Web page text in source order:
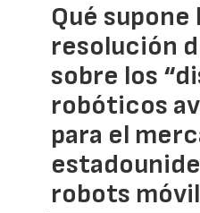
Qué supone
resolución
sobre los
robóticos
para el
robots